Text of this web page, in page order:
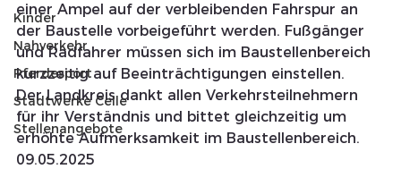
Kinder
Nahverkehr
Pferdesport
Stadtwerke Celle
Stellenangebote
einer Ampel auf der verbleibenden Fahrspur an
der Baustelle vorbeigeführt werden. Fußgänger
und Radfahrer müssen sich im Baustellenbereich
kurzzeitig auf Beeinträchtigungen einstellen.
Der Landkreis dankt allen Verkehrsteilnehmern
für ihr Verständnis und bittet gleichzeitig um
erhöhte Aufmerksamkeit im Baustellenbereich.
09.05.2025